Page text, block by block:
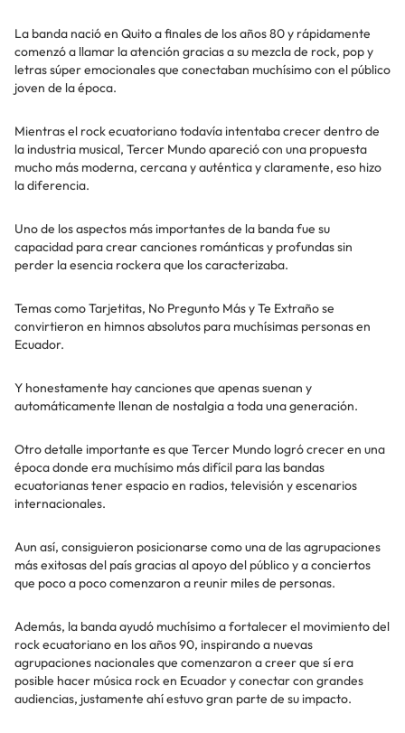
La banda nació en Quito a finales de los años 80 y rápidamente
comenzó a llamar la atención gracias a su mezcla de rock, pop y
letras súper emocionales que conectaban muchísimo con el público
joven de la época.
Mientras el rock ecuatoriano todavía intentaba crecer dentro de
la industria musical, Tercer Mundo apareció con una propuesta
mucho más moderna, cercana y auténtica y claramente, eso hizo
la diferencia.
Uno de los aspectos más importantes de la banda fue su
capacidad para crear canciones románticas y profundas sin
perder la esencia rockera que los caracterizaba.
Temas como Tarjetitas, No Pregunto Más y Te Extraño se
convirtieron en himnos absolutos para muchísimas personas en
Ecuador.
Y honestamente hay canciones que apenas suenan y
automáticamente llenan de nostalgia a toda una generación.
Otro detalle importante es que Tercer Mundo logró crecer en una
época donde era muchísimo más difícil para las bandas
ecuatorianas tener espacio en radios, televisión y escenarios
internacionales.
Aun así, consiguieron posicionarse como una de las agrupaciones
más exitosas del país gracias al apoyo del público y a conciertos
que poco a poco comenzaron a reunir miles de personas.
Además, la banda ayudó muchísimo a fortalecer el movimiento del
rock ecuatoriano en los años 90, inspirando a nuevas
agrupaciones nacionales que comenzaron a creer que sí era
posible hacer música rock en Ecuador y conectar con grandes
audiencias, justamente ahí estuvo gran parte de su impacto.